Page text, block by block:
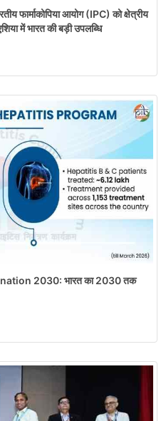
फार्माकोपिया आयोग (IPC) को क्षेत्रीय
में भारत की बड़ी उपलब्धि
2030: भारत का 2030 तक